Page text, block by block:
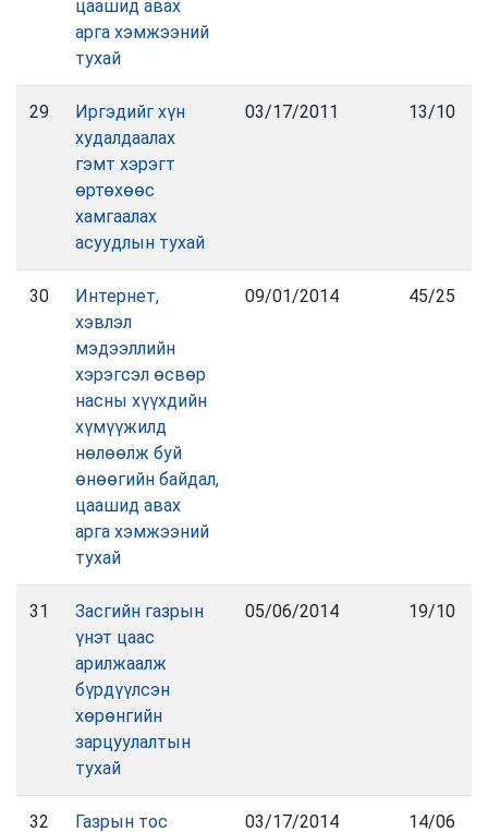
цаашид авах
арга хэмжээний
тухай
29
Иргэдийг хүн
худалдаалах
гэмт хэрэгт
өртөхөөс
хамгаалах
асуудлын тухай
03/17/2011 13/10
30
Интернет,
хэвлэл
мэдээллийн
хэрэгсэл өсвөр
насны хүүхдийн
хүмүүжилд
нөлөөлж буй
өнөөгийн байдал,
цаашид авах
арга хэмжээний
тухай
09/01/2014 45/25
31
Засгийн газрын
үнэт цаас
арилжаалж
бүрдүүлсэн
хөрөнгийн
зарцуулалтын
тухай
05/06/2014 19/10
32
Газрын тос
03/17/2014 14/06